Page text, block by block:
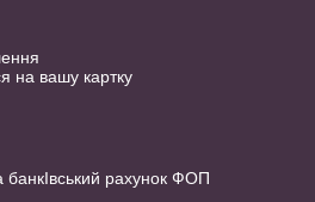
на вашу картку
рахунок ФОП